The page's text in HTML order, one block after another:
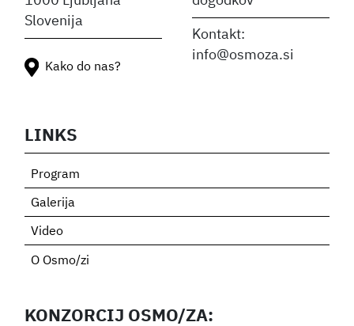
Slovenija
Kontakt:
info@osmoza.si
LINKS
Program
Galerija
Video
O Osmo/zi
KONZORCIJ OSMO/ZA:
Kako do nas?